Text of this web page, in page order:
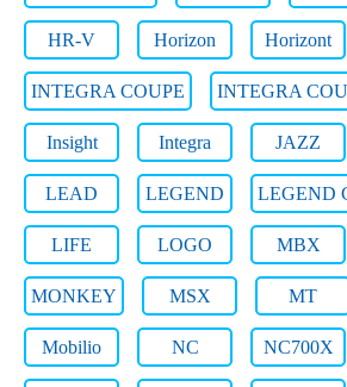
HR-V Horizon Horizont
INTEGRA COUPE INTEGRA
Insight Integra JAZZ
LEAD LEGEND LEGEND
LIFE LOGO MBX
MONKEY MSX MT
Mobilio NC NC700X